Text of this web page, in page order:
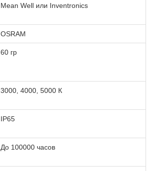
Mean Well или Inventronics
OSRAM
60 гр
3000, 4000, 5000 К
IP65
До 100000 часов